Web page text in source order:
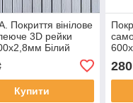
Покриття вінілове
3D рейки
Білий
Купити
280